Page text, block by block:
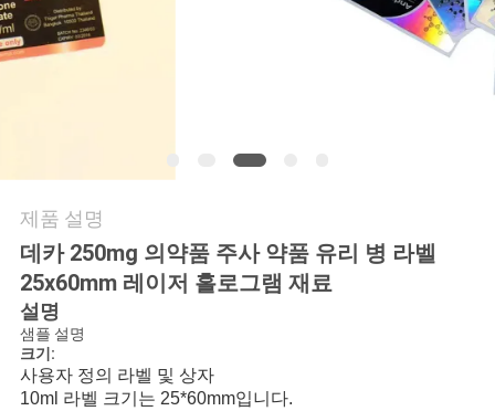
주
세
뉴
스
경
우
제품 설명
데카 250mg 의약품 주사 약품 유리 병 라벨
25x60mm 레이저 홀로그램 재료
설명
샘플 설명
크기:
사용자 정의 라벨 및 상자
10ml 라벨 크기는 25*60mm입니다.